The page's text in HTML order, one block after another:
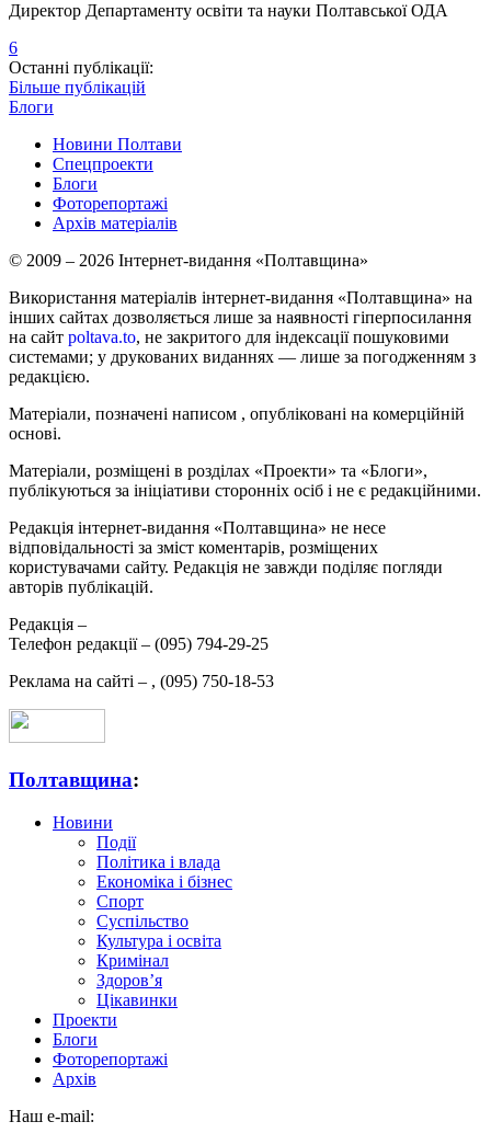
Директор Департаменту освіти та науки Полтавської ОДА
6
Останні публікації:
Більше публікацій
Блоги
Новини Полтави
Спецпроекти
Блоги
Фоторепортажі
Архів матеріалів
© 2009 – 2026 Інтернет-видання «Полтавщина»
Використання матеріалів інтернет-видання «Полтавщина» на
інших сайтах дозволяється лише за наявності гіперпосилання
на сайт poltava.to, не закритого для індексації пошуковими
системами; у друкованих виданнях — лише за погодженням з
редакцією.
Матеріали, позначені написом , опубліковані на комерційній
основі.
Матеріали, розміщені в розділах «Проекти» та «Блоги»,
публікуються за ініціативи сторонніх осіб і не є редакційними.
Редакція інтернет-видання «Полтавщина» не несе
відповідальності за зміст коментарів, розміщених
користувачами сайту. Редакція не завжди поділяє погляди
авторів публікацій.
Редакція –
Телефон редакції – (095) 794-29-25
Реклама на сайті – , (095) 750-18-53
Полтавщина:
Новини
Події
Політика і влада
Економіка і бізнес
Спорт
Суспільство
Культура і освіта
Кримінал
Здоров’я
Цікавинки
Проекти
Блоги
Фоторепортажі
Архів
Наш e-mail: